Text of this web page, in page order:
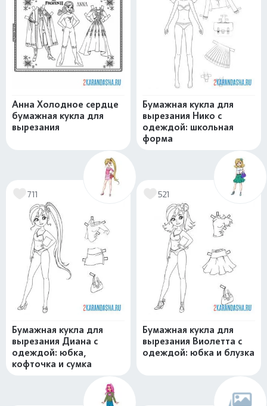
Анна Холодное сердце
бумажная кукла для
вырезания
Бумажная кукла для
вырезания Нико с
одеждой: школьная
форма
711
Бумажная кукла для
вырезания Диана с
одеждой: юбка,
кофточка и сумка
521
Бумажная кукла для
вырезания Виолетта с
одеждой: юбка и блузка